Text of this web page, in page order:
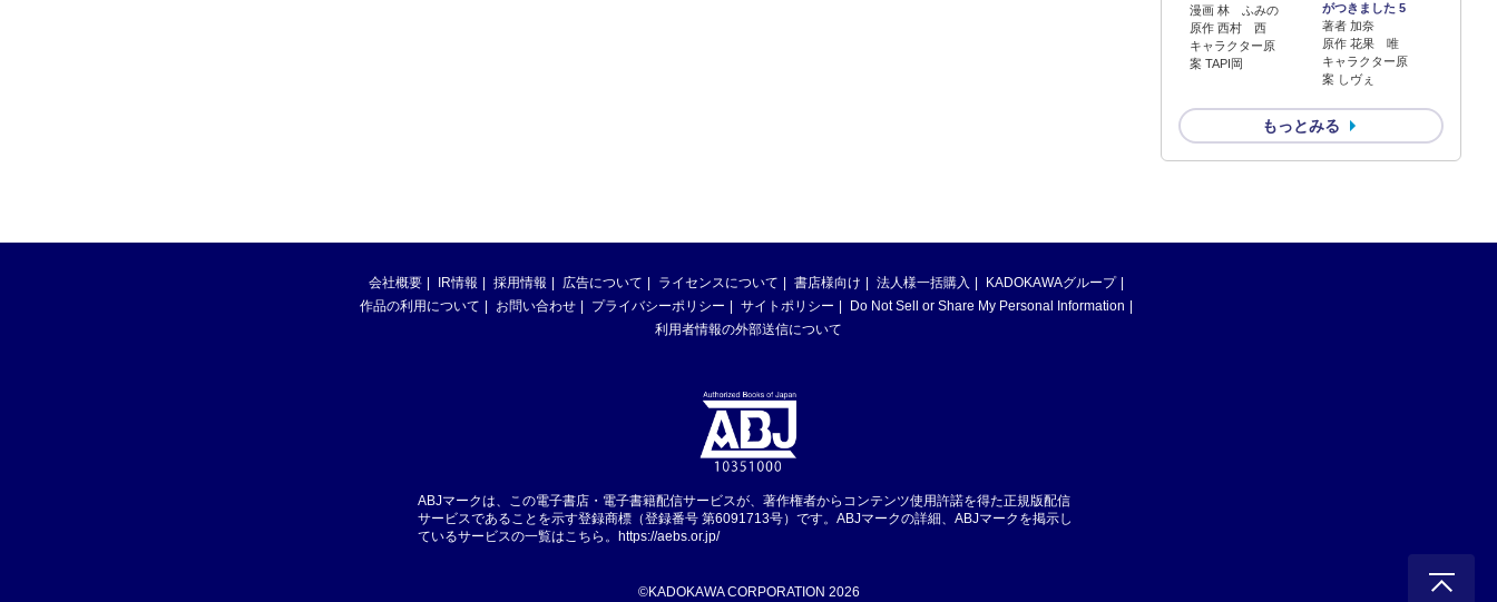
漫画 林 ふみの
原作 西村 西
キャラクター原
案 TAPI岡
がつきました 5
著者 加奈
原作 花果 唯
キャラクター原
案 しヴぇ
もっとみる
会社概要 IR情報 採用情報 広告について ライセンスについて 書店様向け 法人様一括購入
KADOKAWAグループ
作品の利用について
お問い合わせ プライバシーポリシー サイトポリシー
Do Not Sell or Share My Personal Information
利用者情報の外部送信について
ABJマークは、この電子書店・電子書籍配信サービスが、著作権者からコンテンツ使用許諾を得た正規版配信
サービスであることを示す登録商標（登録番号 第6091713号）です。ABJマークの詳細、ABJマークを掲示し
ているサービスの一覧はこちら。 https://aebs.or.jp/
©KADOKAWA CORPORATION 2026